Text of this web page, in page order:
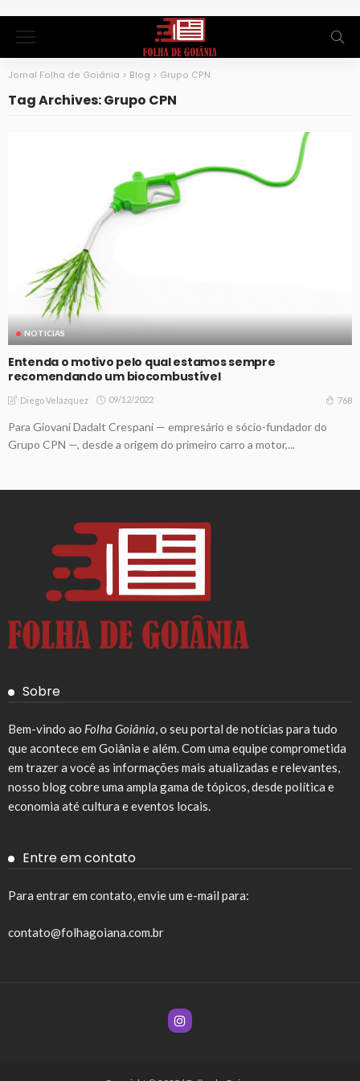
Jornal Folha de Goiânia > Blog > Grupo CPN
Tag Archives: Grupo CPN
NOTICIAS
Entenda o motivo pelo qual estamos sempre
recomendando um biocombustível
Diego Velázquez 09/12/2022 768
Para Giovani Dadalt Crespani — empresário e sócio-fundador do
Grupo CPN —, desde a origem do primeiro carro a motor,...
Sobre
Bem-vindo ao Folha Goiânia, o seu portal de notícias para tudo
que acontece em Goiânia e além. Com uma equipe comprometida
em trazer a você as informações mais atualizadas e relevantes,
nosso blog cobre uma ampla gama de tópicos, desde política e
economia até cultura e eventos locais.
Entre em contato
Para entrar em contato, envie um e-mail para:
contato@folhagoiana.com.br